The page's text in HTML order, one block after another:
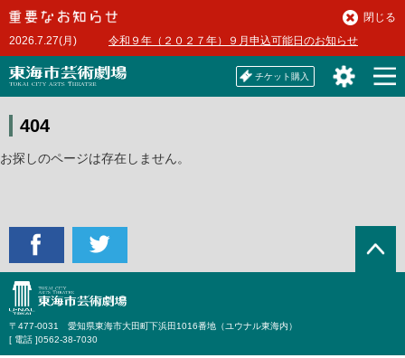
本
文
へ2026.7.27(月) 令和９年（２０２７年）９月申込可能日のお知らせ
閉じる
チケット購入
404
お探しのページは存在しません。
〒477-0031 愛知県東海市大田町下浜田1016番地（ユウナル東海内）
[ 電話 ]0562-38-7030